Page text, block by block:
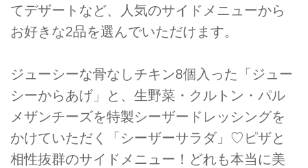
てデザートなど、人気のサイドメニューから
お好きな2品を選んでいただけます。
ジューシーな骨なしチキン8個入った「ジュー
シーからあげ」と、生野菜・クルトン・パル
メザンチーズを特製シーザードレッシングを
かけていただく「シーザーサラダ」♡ピザと
相性抜群のサイドメニュー！どれも本当に美